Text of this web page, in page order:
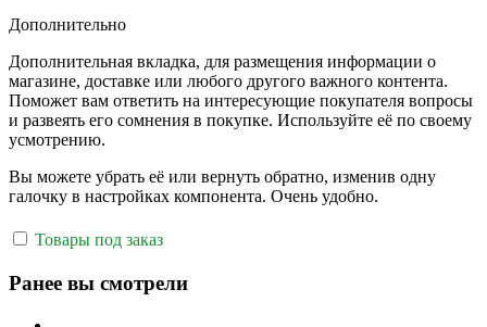
Дополнительно
Дополнительная вкладка, для размещения информации о
магазине, доставке или любого другого важного контента.
Поможет вам ответить на интересующие покупателя вопросы
и развеять его сомнения в покупке. Используйте её по своему
усмотрению.
Вы можете убрать её или вернуть обратно, изменив одну
галочку в настройках компонента. Очень удобно.
Товары под заказ
Ранее вы смотрели